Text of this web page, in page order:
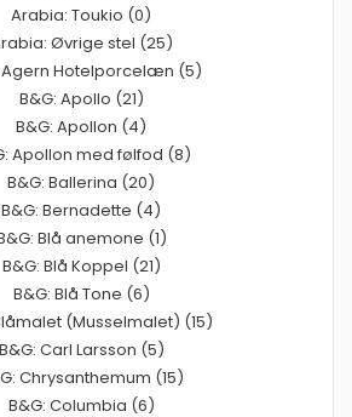
Arabia: Toukio (0)
Øvrige stel (25)
Agern Hotelporcelæn (5)
B&G: Apollo (21)
B&G: Apollon (4)
Apollon med følfod (8)
B&G: Ballerina (20)
B&G: Bernadette (4)
Blå anemone (1)
B&G: Blå Koppel (21)
B&G: Blå Tone (6)
(Musselmalet) (15)
B&G: Carl Larsson (5)
Chrysanthemum (15)
B&G: Columbia (6)